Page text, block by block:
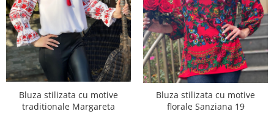
Bluza stilizata cu motive
traditionale Margareta
Bluza stilizata cu motive
florale Sanziana 19